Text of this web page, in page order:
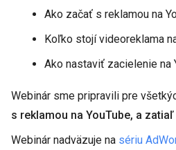
Ako začať s reklamou na
Koľko stojí videoreklama
Ako nastaviť zacielenie na
Webinár sme pripravili pre
s reklamou na YouTube, a
Webinár nadväzuje na sériu